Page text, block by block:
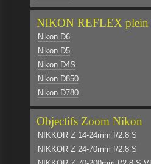
NIKON REFLEX plein
Nikon D6
Nikon D5
Nikon D4S
Nikon D850
Nikon D780
Objectifs Zoom Nikon
NIKKOR Z 14-24mm f/2.8 S
NIKKOR Z 24-70mm f/2.8 S